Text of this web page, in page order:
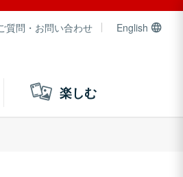
質問・お問い合わせ English
楽しむ